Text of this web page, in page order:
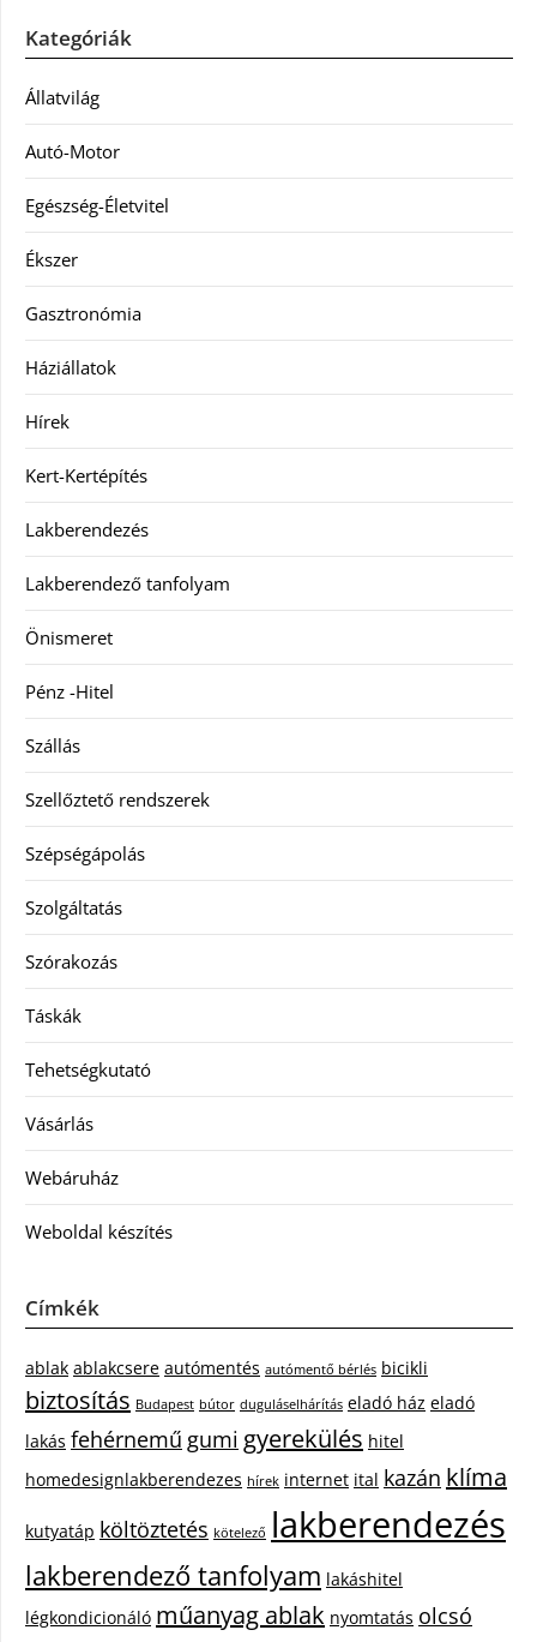
Kategóriák
Állatvilág
Autó-Motor
Egészség-Életvitel
Ékszer
Gasztronómia
Háziállatok
Hírek
Kert-Kertépítés
Lakberendezés
Lakberendező tanfolyam
Önismeret
Pénz -Hitel
Szállás
Szellőztető rendszerek
Szépségápolás
Szolgáltatás
Szórakozás
Táskák
Tehetségkutató
Vásárlás
Webáruház
Weboldal készítés
Címkék
ablak ablakcsere autómentés autómentő bérlés bicikli
biztosítás Budapest bútor duguláselhárítás eladó ház eladó
lakás fehérnemű gumi gyerekülés hitel
homedesignlakberendezes hírek internet ital kazán klíma
kutyatáp költöztetés kötelező lakberendezés
lakberendező tanfolyam lakáshitel
légkondicionáló műanyag ablak nyomtatás olcsó